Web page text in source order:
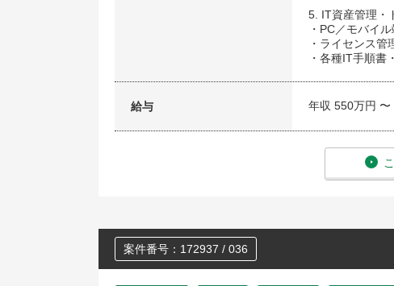
5. IT資産管理・
・PC／モバイ
・ライセンス管
・各種IT手順書
給与 年収 550万円 〜
案件番号：172937 / 036